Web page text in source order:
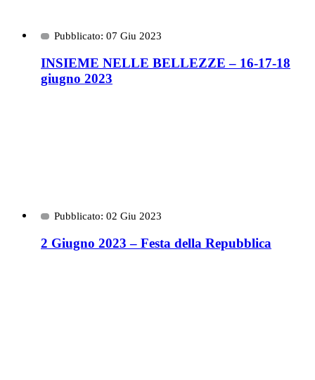
Pubblicato: 07 Giu 2023
INSIEME NELLE BELLEZZE – 16-17-18
giugno 2023
Pubblicato: 02 Giu 2023
2 Giugno 2023 – Festa della Repubblica